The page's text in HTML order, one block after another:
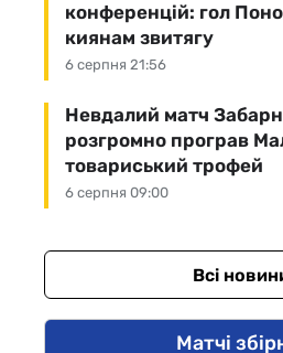
6 серпня 21:56
конференцій: гол
киянам звитягу
6 серпня 09:00
Невдалий матч
розгромно програв
товариський трофей
Всі
Матчі